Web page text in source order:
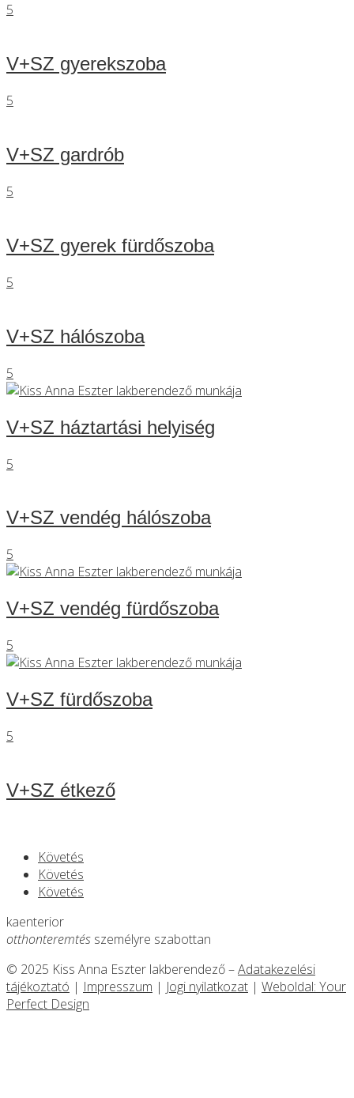
5
V+SZ gyerekszoba
5
V+SZ gardrób
5
V+SZ gyerek fürdőszoba
5
V+SZ hálószoba
5
V+SZ háztartási helyiség
5
V+SZ vendég hálószoba
5
V+SZ vendég fürdőszoba
5
V+SZ fürdőszoba
5
V+SZ étkező
Követés
Követés
Követés
kaenterior
otthonteremtés személyre szabottan
© 2025 Kiss Anna Eszter lakberendező –Adatakezelési
tájékoztató | Impresszum | Jogi nyilatkozat | Weboldal: Your
Perfect Design